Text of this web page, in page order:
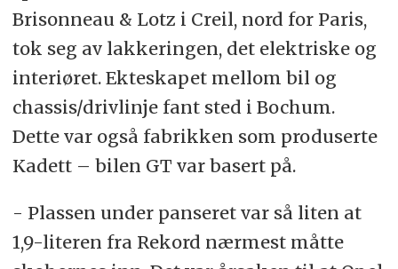
Brisonneau & Lotz i Creil, nord for Paris,
tok seg av lakkeringen, det elektriske og
interiøret. Ekteskapet mellom bil og
chassis/drivlinje fant sted i Bochum.
Dette var også fabrikken som produserte
Kadett – bilen GT var basert på.
- Plassen under panseret var så liten at
1,9-literen fra Rekord nærmest måtte